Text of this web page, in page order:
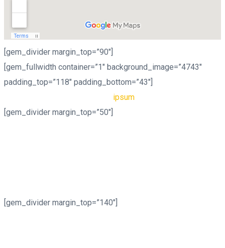
[gem_divider margin_top=”90″]
[gem_fullwidth container=”1″ background_image=”4743″
padding_top=”118″ padding_bottom=”43″]
ipsum
[gem_divider margin_top=”50″]
[gem_divider margin_top=”140″]